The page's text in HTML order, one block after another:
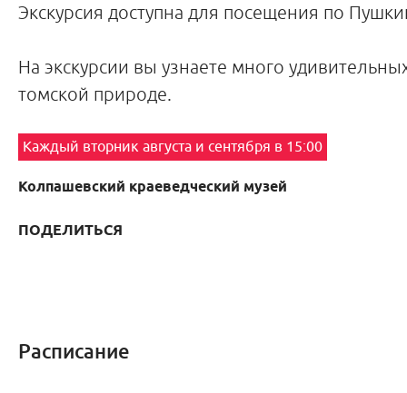
Экскурсия доступна для посещения по
На экскурсии вы узнаете много
томской природе.
Каждый вторник августа и сентября в 15:00
Колпашевский краеведческий музей
ПОДЕЛИТЬСЯ
Расписание